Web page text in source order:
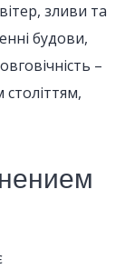
зливи та
будови,
–